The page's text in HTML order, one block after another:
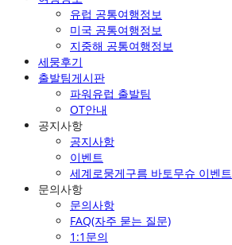
유럽 공통여행정보
미국 공통여행정보
지중해 공통여행정보
세뭉후기
출발팀게시판
파워유럽 출발팀
OT안내
공지사항
공지사항
이벤트
세계로뭉게구름 바토무슈 이벤트
문의사항
문의사항
FAQ(자주 묻는 질문)
1:1문의